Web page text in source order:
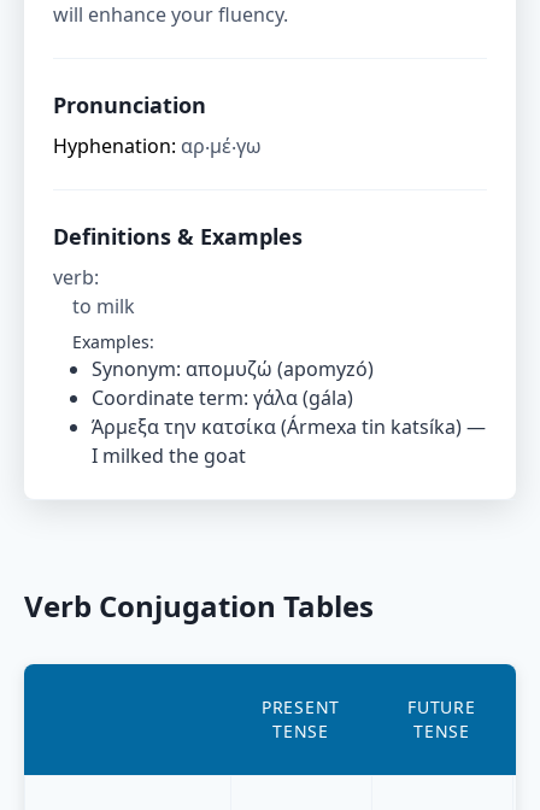
will enhance your fluency.
Pronunciation
Hyphenation: αρ‧μέ‧γω
Definitions & Examples
verb:
to milk
Examples:
Synonym: απομυζώ (apomyzó)
Coordinate term: γάλα (gála)
Άρμεξα την κατσίκα (Ármexa tin katsíka) —
I milked the goat
Verb Conjugation Tables
PRESENT
TENSE
FUTURE
TENSE